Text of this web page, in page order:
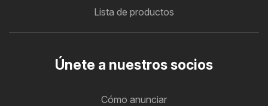
Lista de productos
Únete a nuestros socios
Cómo anunciar